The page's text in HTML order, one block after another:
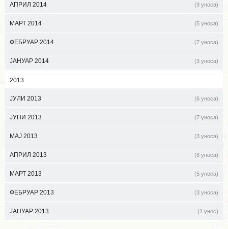
АПРИЛ 2014 (9 уноса)
МАРТ 2014 (5 уноса)
ФЕБРУАР 2014 (7 уноса)
ЈАНУАР 2014 (3 уноса)
2013
ЈУЛИ 2013 (6 уноса)
ЈУНИ 2013 (7 уноса)
МАЈ 2013 (3 уноса)
АПРИЛ 2013 (8 уноса)
МАРТ 2013 (5 уноса)
ФЕБРУАР 2013 (3 уноса)
ЈАНУАР 2013 (1 унос)